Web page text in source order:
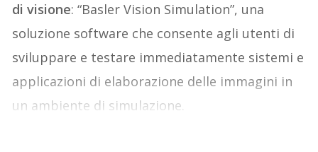
di visione: “Basler Vision Simulation”, una
soluzione software che consente agli utenti di
sviluppare e testare immediatamente sistemi e
applicazioni di elaborazione delle immagini in
un ambiente di simulazione.